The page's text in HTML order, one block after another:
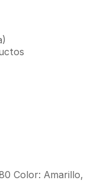
Color: Amarillo,